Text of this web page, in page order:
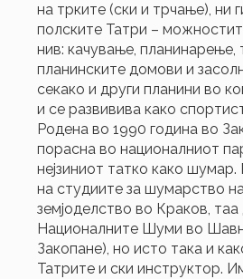
на трките (ски и трчање), ни
полските Татри –
нив: качување, планинарење,
планинските домови и
секако и други планини во
и се развивива како
Родена во 1990 година во
порасна во националниот
нејзиниот татко како
на студиите за шумарство
земјоделство во Краков,
Националните Шуми во
Закопане), но исто така и
Татрите и ски инструктор.